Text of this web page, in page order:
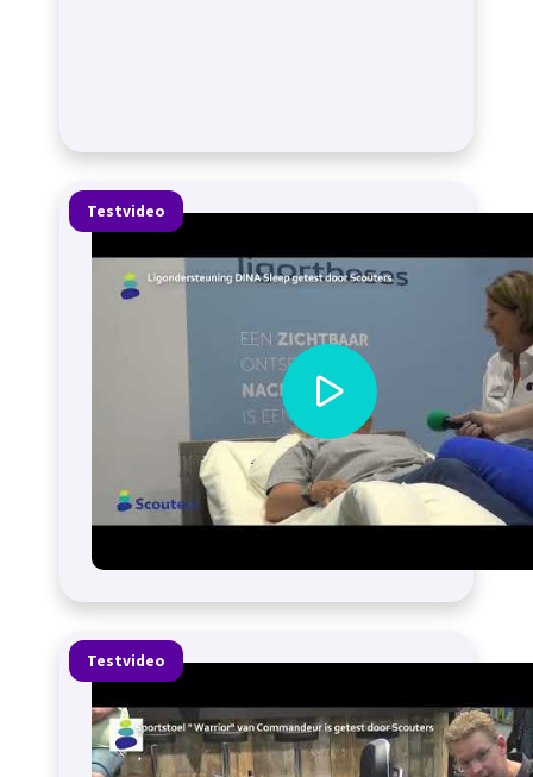
Testvideo
Testvideo